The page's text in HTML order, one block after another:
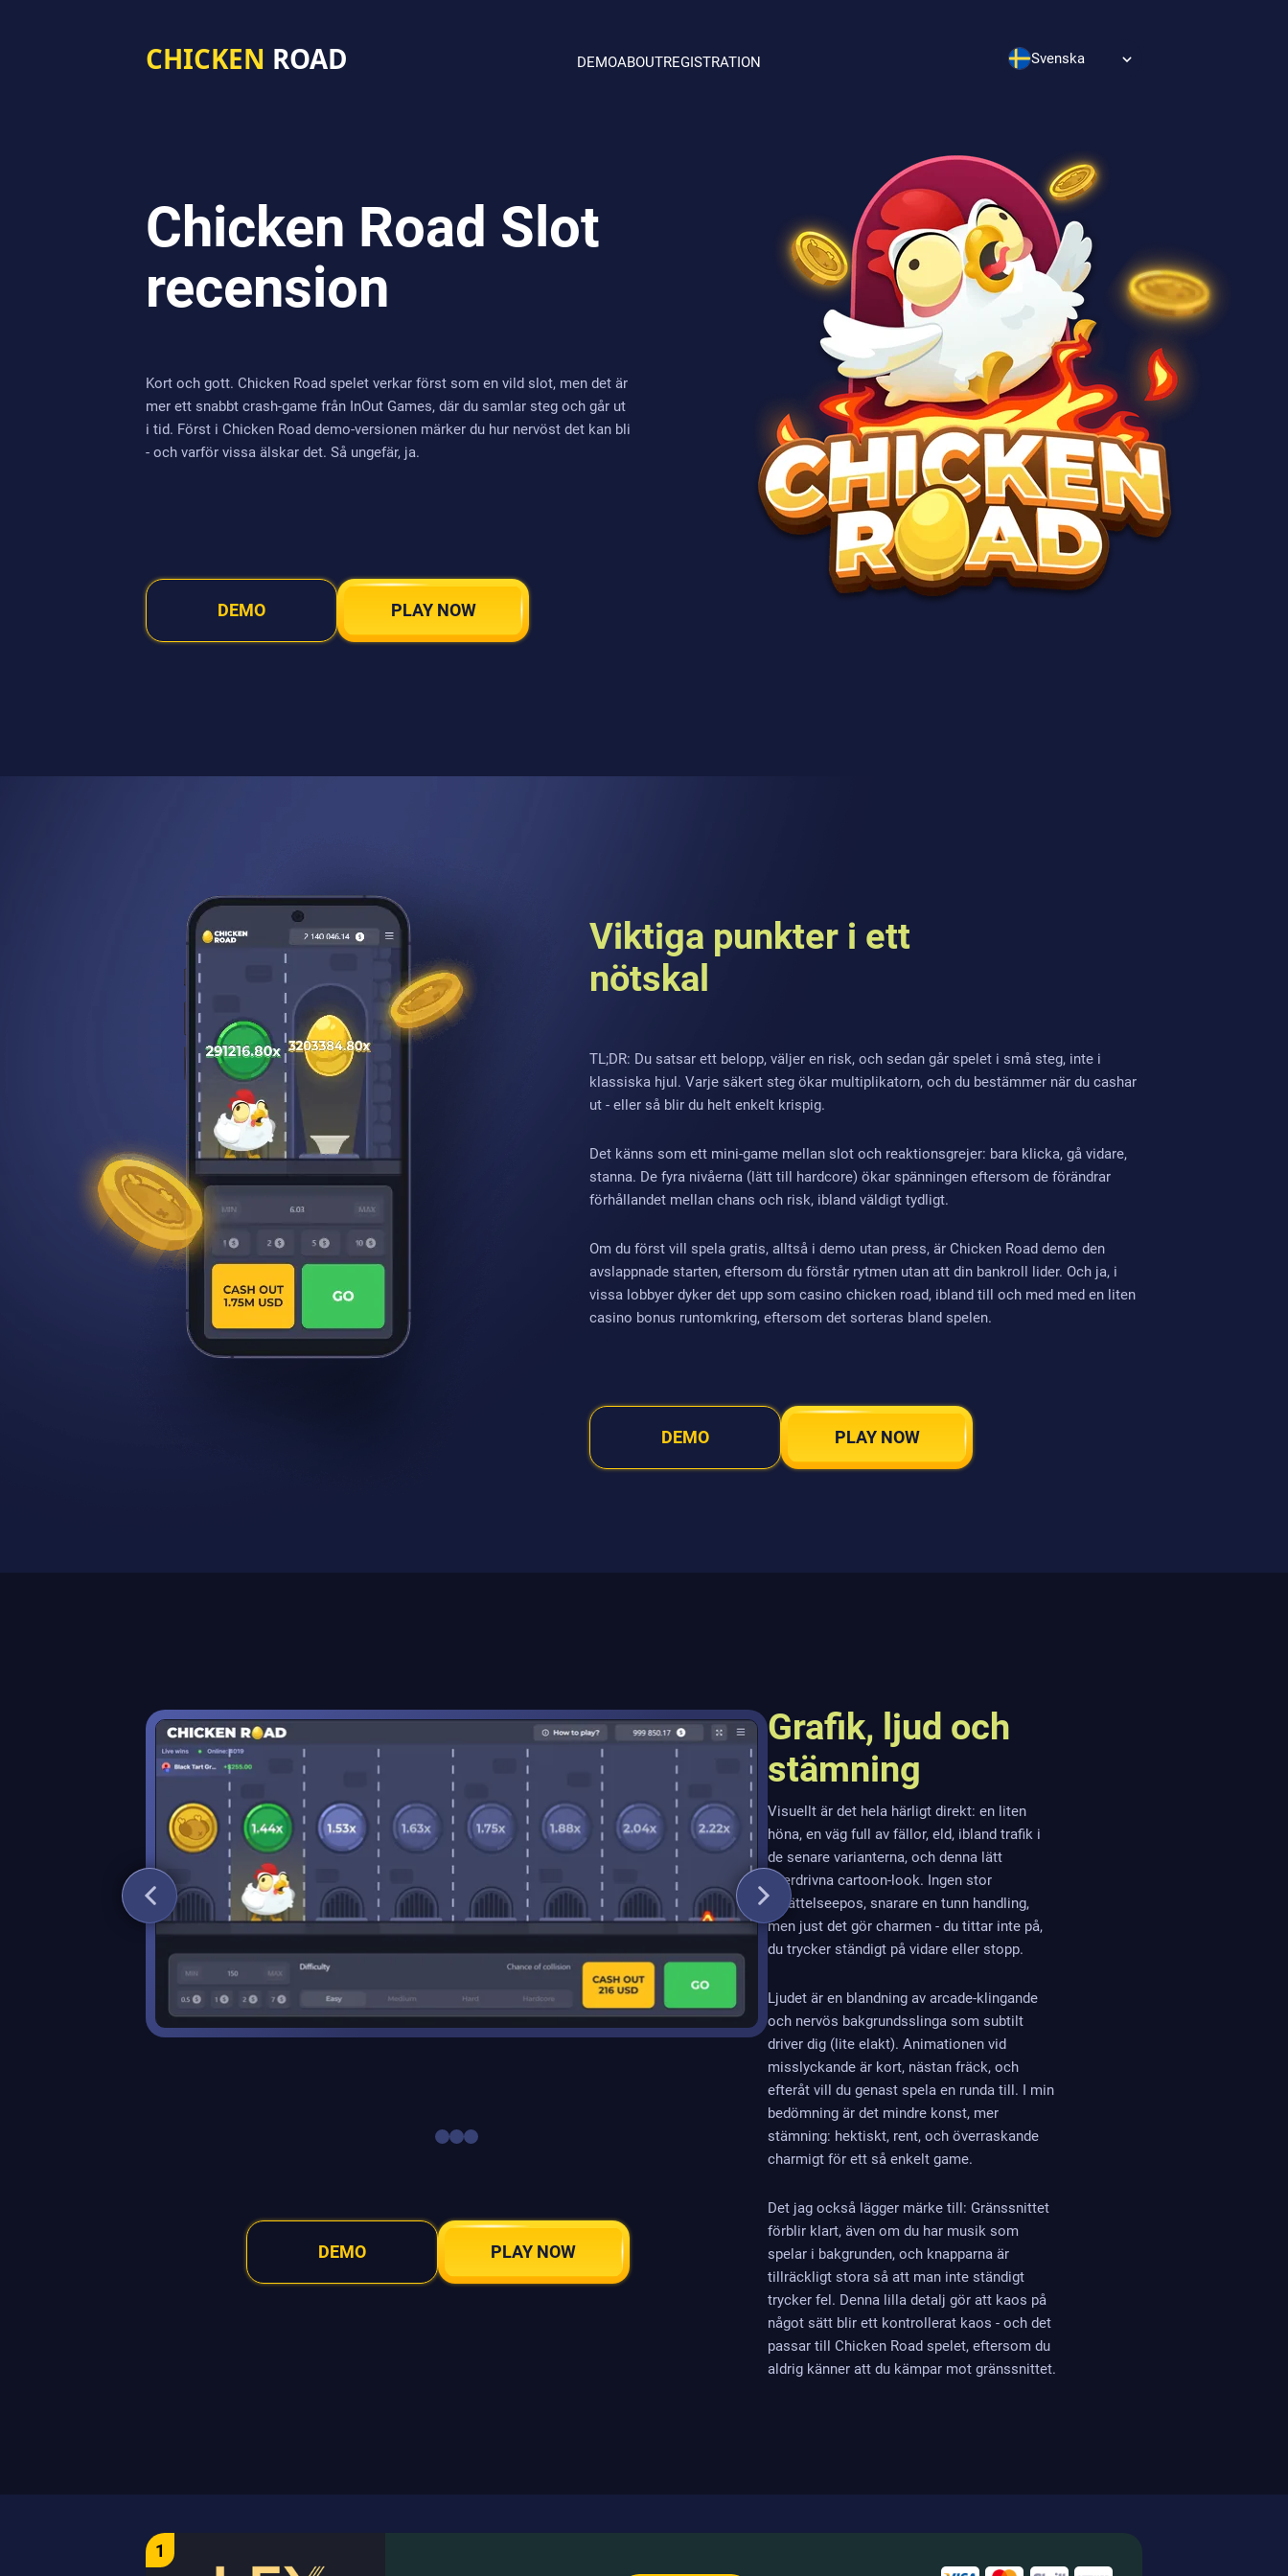
CHICKEN ROAD DEMOABOUTREGISTRATION Svenska
Chicken Road Slot
recension
Kort och gott. Chicken Road spelet verkar först som en vild slot, men det är
mer ett snabbt crash-game från InOut Games, där du samlar steg och går ut
i tid. Först i Chicken Road demo-versionen märker du hur nervöst det kan bli
- och varför vissa älskar det. Så ungefär, ja.
DEMO PLAY NOW
Viktiga punkter i ett
nötskal
TL;DR: Du satsar ett belopp, väljer en risk, och sedan går spelet i små steg, inte i
klassiska hjul. Varje säkert steg ökar multiplikatorn, och du bestämmer när du cashar
ut - eller så blir du helt enkelt krispig.
Det känns som ett mini-game mellan slot och reaktionsgrejer: bara klicka, gå vidare,
stanna. De fyra nivåerna (lätt till hardcore) ökar spänningen eftersom de förändrar
förhållandet mellan chans och risk, ibland väldigt tydligt.
Om du först vill spela gratis, alltså i demo utan press, är Chicken Road demo den
avslappnade starten, eftersom du förstår rytmen utan att din bankroll lider. Och ja, i
vissa lobbyer dyker det upp som casino chicken road, ibland till och med med en liten
casino bonus runtomkring, eftersom det sorteras bland spelen.
DEMO PLAY NOW
DEMO PLAY NOW
Grafik, ljud och
stämning
Visuellt är det hela härligt direkt: en liten
höna, en väg full av fällor, eld, ibland trafik i
de senare varianterna, och denna lätt
överdrivna cartoon-look. Ingen stor
berättelseepos, snarare en tunn handling,
men just det gör charmen - du tittar inte på,
du trycker ständigt på vidare eller stopp.
Ljudet är en blandning av arcade-klingande
och nervös bakgrundsslinga som subtilt
driver dig (lite elakt). Animationen vid
misslyckande är kort, nästan fräck, och
efteråt vill du genast spela en runda till. I min
bedömning är det mindre konst, mer
stämning: hektiskt, rent, och överraskande
charmigt för ett så enkelt game.
Det jag också lägger märke till: Gränssnittet
förblir klart, även om du har musik som
spelar i bakgrunden, och knapparna är
tillräckligt stora så att man inte ständigt
trycker fel. Denna lilla detalj gör att kaos på
något sätt blir ett kontrollerat kaos - och det
passar till Chicken Road spelet, eftersom du
aldrig känner att du kämpar mot gränssnittet.
1